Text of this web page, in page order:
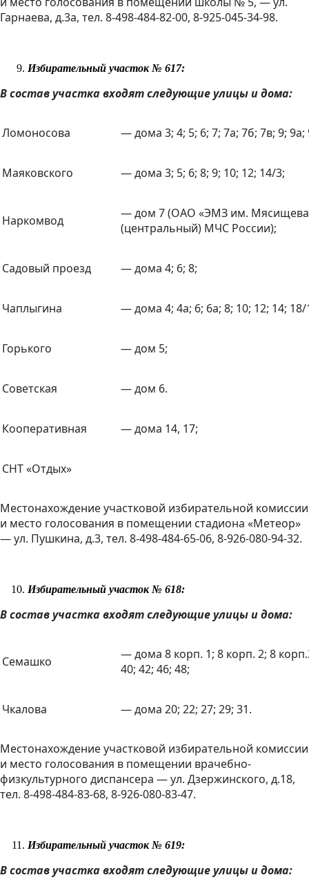
Гарнаева, д.3а, тел. 8-498-484-82-00, 8-925-045-34-98.
Избирательный участок № 617:
В состав участка входят следующие улицы и дома:
Ломоносова — дома 3; 4; 5; 6; 7; 7а; 7б; 7в; 9; 9а;
Маяковского — дома 3; 5; 6; 8; 9; 10; 12; 14/3;
Наркомвод
— дом 7 (ОАО «ЭМЗ им.
(центральный) МЧС России);
Садовый проезд — дома 4; 6; 8;
Чаплыгина — дома 4; 4а; 6; 6а; 8; 10; 12; 14; 18/
Горького — дом 5;
Советская — дом 6.
Кооперативная — дома 14, 17;
СНТ «Отдых»
Местонахождение участковой избирательной комиссии
и место голосования в помещении стадиона «Метеор»
— ул. Пушкина, д.3, тел. 8-498-484-65-06, 8-926-080-94-32.
Избирательный участок № 618:
В состав участка входят следующие улицы и дома:
Семашко
— дома 8 корп. 1; 8 корп. 2; 8
40; 42; 46; 48;
Чкалова — дома 20; 22; 27; 29; 31.
Местонахождение участковой избирательной комиссии
и место голосования в помещении врачебно-
физкультурного диспансера — ул. Дзержинского, д.18,
тел. 8-498-484-83-68, 8-926-080-83-47.
Избирательный участок № 619:
В состав участка входят следующие улицы и дома: